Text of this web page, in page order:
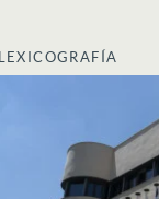
LEXICOGRAFÍA